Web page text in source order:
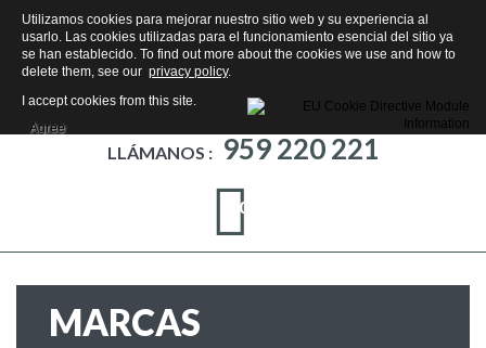
LLÁMANOS : 959 220 221
0
MARCAS
Utilizamos cookies para mejorar nuestro sitio web y su experiencia al
usarlo. Las cookies utilizadas para el funcionamiento esencial del sitio ya
se han establecido. To find out more about the cookies we use and how to
delete them, see our privacy policy.
I accept cookies from this site.
Agree